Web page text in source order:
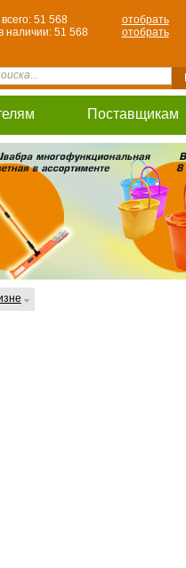
51 568
отобрать
наличии: 51 568
отобрать
Поставщикам